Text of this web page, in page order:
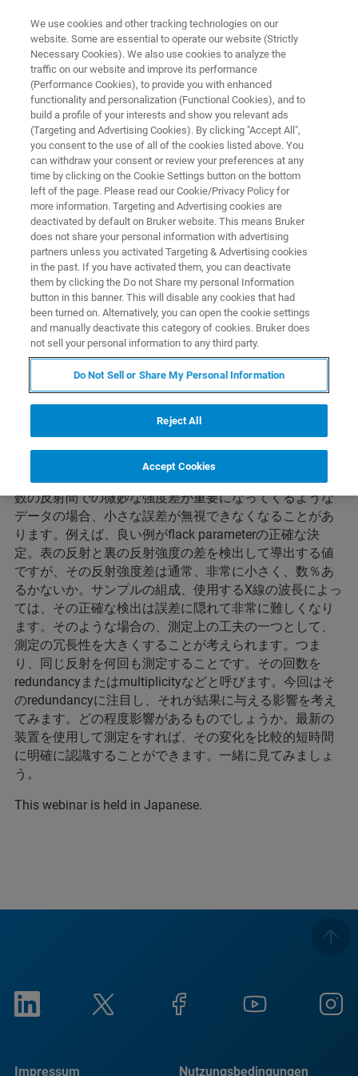
SINGLE CRYSTAL X-RAY DIFFRACTION (SC-XRD) WEBINAR
How to Obtain Better Results -
The Importance of Measuring
the Same Reflection Repeatedly
単結晶X線構造解析の測定において一つ一つの反射強度を
できるだけ正確にS/Nよく測定することは、言うまでも
なく最重要課題です。装置は年々進化し、そのパフォー
マンスはどんどんよくなっています。同じ測定方法で測
定しても、より質の高いデータが簡単に得られるように
なってきています。それでも、得られるデータには、あ
る一定の誤差が含まれています。その誤差は小さいの
で、あまり普段気にしないことが多いかもしれません。
しかしながら、弱い反射の取得が重要な測定、または複
数の反射間での微妙な強度差が重要になってくるような
データの場合、小さな誤差が無視できなくなることがあ
ります。例えば、良い例がflack parameterの正確な決
定。表の反射と裏の反射強度の差を検出して導出する値
ですが、その反射強度差は通常、非常に小さく、数％あ
るかないか。サンプルの組成、使用するX線の波長によっ
ては、その正確な検出は誤差に隠れて非常に難しくなり
ます。そのような場合の、測定上の工夫の一つとして、
測定の冗長性を大きくすることが考えられます。つま
り、同じ反射を何回も測定することです。その回数を
redundancyまたはmultiplicityなどと呼びます。今回はそ
のredundancyに注目し、それが結果に与える影響を考え
てみます。どの程度影響があるものでしょうか。最新の
装置を使用して測定をすれば、その変化を比較的短時間
に明確に認識することができます。一緒に見てみましょ
う。
This webinar is held in Japanese.
Impressum Nutzungsbedingungen
We use cookies and other tracking technologies on our
website. Some are essential to operate our website (Strictly
Necessary Cookies). We also use cookies to analyze the
traffic on our website and improve its performance
(Performance Cookies), to provide you with enhanced
functionality and personalization (Functional Cookies), and to
build a profile of your interests and show you relevant ads
(Targeting and Advertising Cookies). By clicking "Accept All",
you consent to the use of all of the cookies listed above. You
can withdraw your consent or review your preferences at any
time by clicking on the Cookie Settings button on the bottom
left of the page. Please read our Cookie/Privacy Policy for
more information. Targeting and Advertising cookies are
deactivated by default on Bruker website. This means Bruker
does not share your personal information with advertising
partners unless you activated Targeting & Advertising cookies
in the past. If you have activated them, you can deactivate
them by clicking the Do not Share my personal Information
button in this banner. This will disable any cookies that had
been turned on. Alternatively, you can open the cookie settings
and manually deactivate this category of cookies. Bruker does
not sell your personal information to any third party.
Do Not Sell or Share My Personal Information
Reject All
Accept Cookies